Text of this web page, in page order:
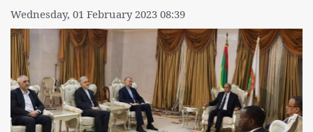
Wednesday, 01 February 2023 08:39